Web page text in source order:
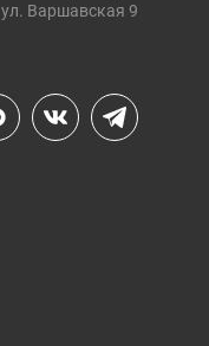
ул. Варшавская 9